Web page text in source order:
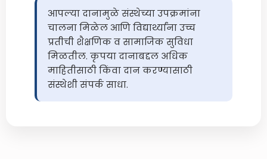
आपल्या दानामुळे संस्थेच्या उपक्रमांना
चालना मिळेल आणि विद्यार्थ्यांना उच्च
प्रतीची शैक्षणिक व सामाजिक सुविधा
मिळतील. कृपया दानाबद्दल अधिक
माहितीसाठी किंवा दान करण्यासाठी
संस्थेशी संपर्क साधा.